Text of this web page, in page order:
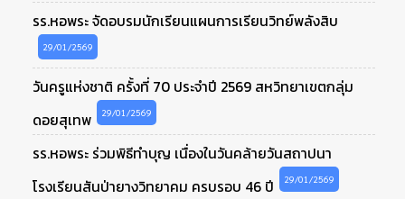
รร.หอพระ จัดอบรมนักเรียนแผนการเรียนวิทย์พลังสิบ
29/01/2569
วันครูแห่งชาติ ครั้งที่ 70 ประจำปี 2569 สหวิทยาเขตกลุ่ม
ดอยสุเทพ
29/01/2569
รร.หอพระ ร่วมพิธีทำบุญ เนื่องในวันคล้ายวันสถาปนา
โรงเรียนสันป่ายางวิทยาคม ครบรอบ 46 ปี
29/01/2569